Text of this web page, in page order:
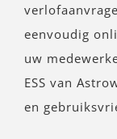
eenvoudig
uw
ESS van
en